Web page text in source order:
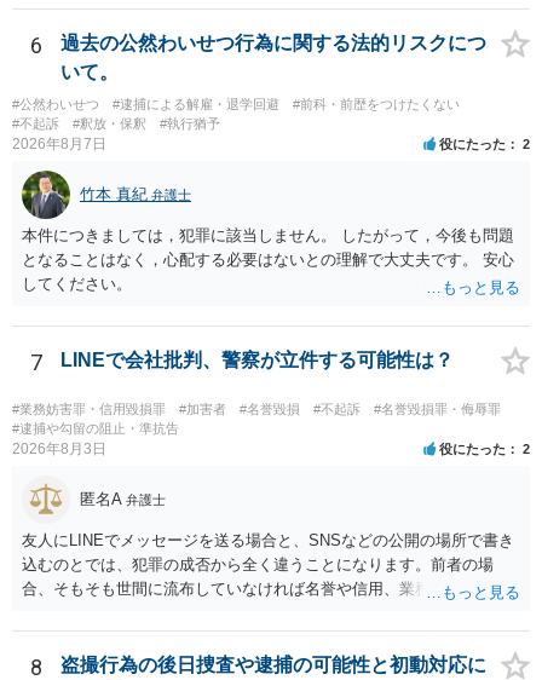
6
過去の公然わいせつ行為に関する法的リスクにつ
いて。
#公然わいせつ #逮捕による解雇・退学回避
#前科・前歴をつけたくない
#不起訴
#釈放・保釈 #執行猶予
2026年8月7日 役にたった 2
竹本 真紀 弁護士
本件につきましては，犯罪に該当しません。 したがって，今後も問題
となることはなく，心配する必要はないとの理解で大丈夫です。 安心
してください。
7 LINEで会社批判、警察が立件する可能性は？
#業務妨害罪・信用毀損罪 #加害者 #名誉毀損 #不起訴
#名誉毀損罪・侮辱罪
#逮捕や勾留の阻止・準抗告
2026年8月3日 役にたった 2
匿名A 弁護士
友人にLINEでメッセージを送る場合と、SNSなどの公開の場所で書き
込むのとでは、犯罪の成否から全く違うことになります。前者の場
合、そもそも世間に流布していなければ名誉や信用、業務にかかる犯
8
盗撮行為の後日捜査や逮捕の可能性と初動対応に